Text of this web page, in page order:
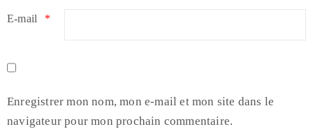
E-mail *
Enregistrer mon nom, mon e-mail et mon site dans le
navigateur pour mon prochain commentaire.